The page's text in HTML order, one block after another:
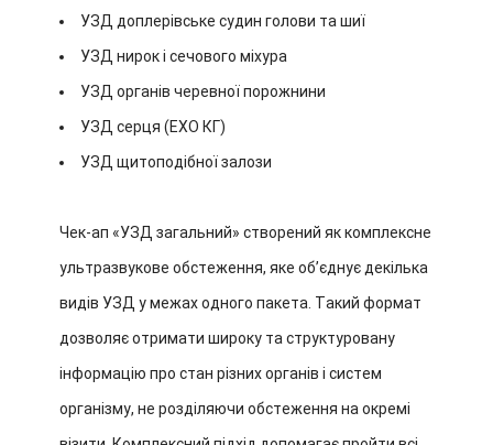
УЗД доплерівське судин голови та шиї
УЗД нирок і сечового міхура
УЗД органів черевної порожнини
УЗД серця (ЕХО КГ)
УЗД щитоподібної залози
Чек-ап «УЗД загальний» створений як комплексне
ультразвукове обстеження, яке обʼєднує декілька
видів УЗД у межах одного пакета. Такий формат
дозволяє отримати широку та структуровану
інформацію про стан різних органів і систем
організму, не розділяючи обстеження на окремі